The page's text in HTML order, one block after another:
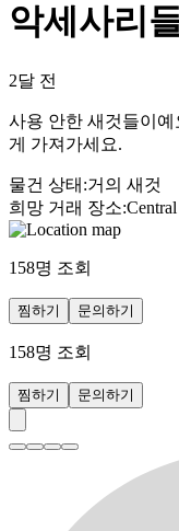
악세사리
2달 전
사용 안한 새것들이
게 가져가세요.
물건 상태 :거의 새것
희망 거래 장소:
158명 조회
찜하기 문의하기
158명 조회
찜하기 문의하기